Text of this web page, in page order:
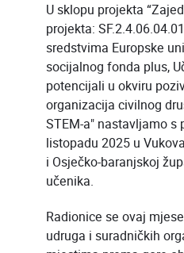
U sklopu projekta
projekta:
sredstvima Europske
socijalnog fonda plus,
potencijali u okviru
organizacija civilnog
STEM-a" nastavljamo s
listopadu 2025 u
i Osječko-baranjskoj
učenika.
Radionice se ovaj
udruga i suradničkih